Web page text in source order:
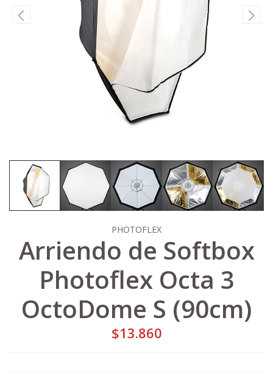
PHOTOFLEX
Arriendo de Softbox
Photoflex Octa 3
OctoDome S (90cm)
$13.860